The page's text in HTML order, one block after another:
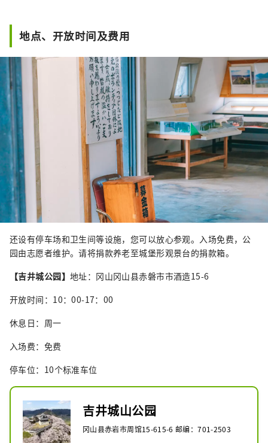
地点、开放时间及费用
还设有停车场和卫生间等设施，您可以放心参观。入场免费，公
园由志愿者维护。请将捐款养老至城堡形观景台的捐款箱。
【吉井城公园】 地址：冈山冈山县赤磐市市酒造15-6
开放时间：10：00-17：00
休息日：周一
入场费：免费
停车位：10个标准车位
吉井城山公园
冈山县赤岩市周馆15-615-6 邮编：701-2503